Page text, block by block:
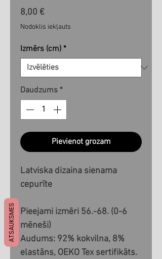
8,00 €Cena
Nodoklis iekļauts
Izmērs (cm) *
Daudzums *
Pievienot grozam
Latviska dizaina sienama
cepurīte
Pieejami izmēri 56.-68. (0-6
mēneši)
Audums: 92% kokvilna, 8%
elastāns, OEKO Tex sertifikāts.
ATSAUKSMES